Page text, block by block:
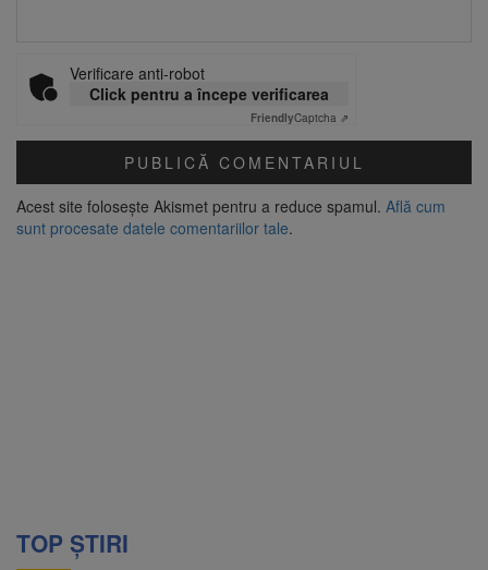
Verificare anti-robot
Click pentru a începe verificarea
FriendlyCaptcha ⇗
Acest site folosește Akismet pentru a reduce spamul. Află cum
sunt procesate datele comentariilor tale.
TOP ȘTIRI